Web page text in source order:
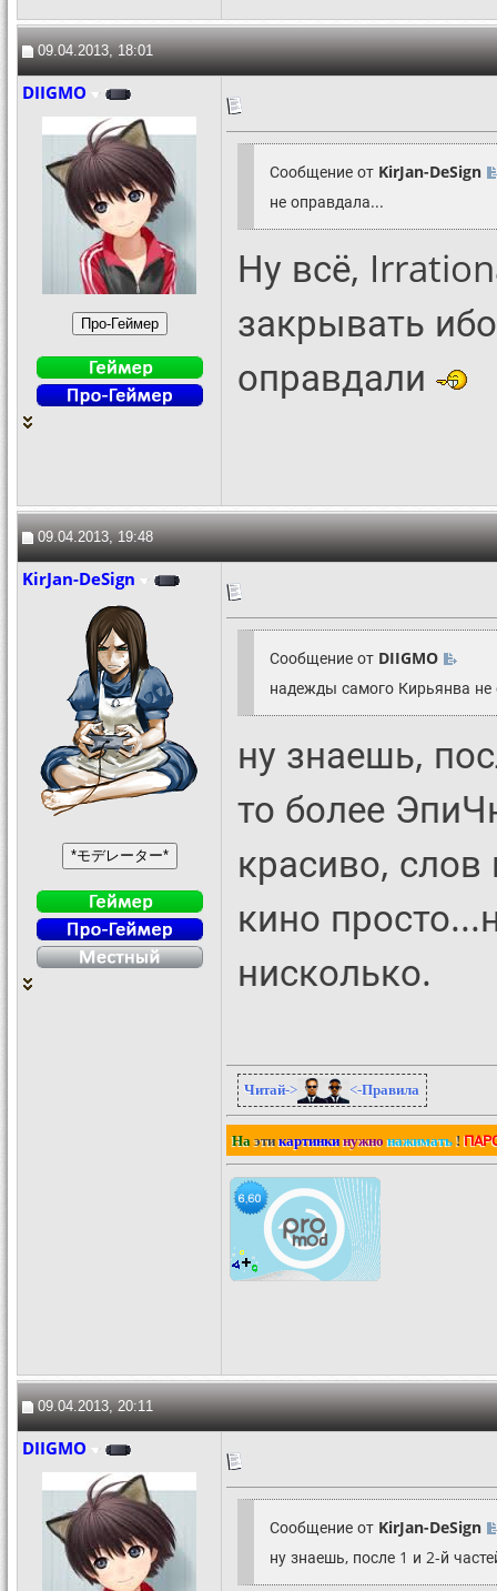
09.04.2013, 18:01
DIIGMO
Сообщение от KirJan-DeSign
не оправдала...
Ну всё,
закрывать
оправдали
09.04.2013, 19:48
KirJan-DeSign
Сообщение от DIIGMO
надежды самого Кирьянва не
ну знаешь,
то более
красиво, слов
кино
нисколько.
Читай-> <-Правила
На этикартинки нужно нажимать !
09.04.2013, 20:11
DIIGMO
Сообщение от KirJan-DeSign
ну знаешь, после 1 и 2-й